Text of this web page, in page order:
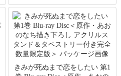
きみが死ぬまで恋をしたい 第1